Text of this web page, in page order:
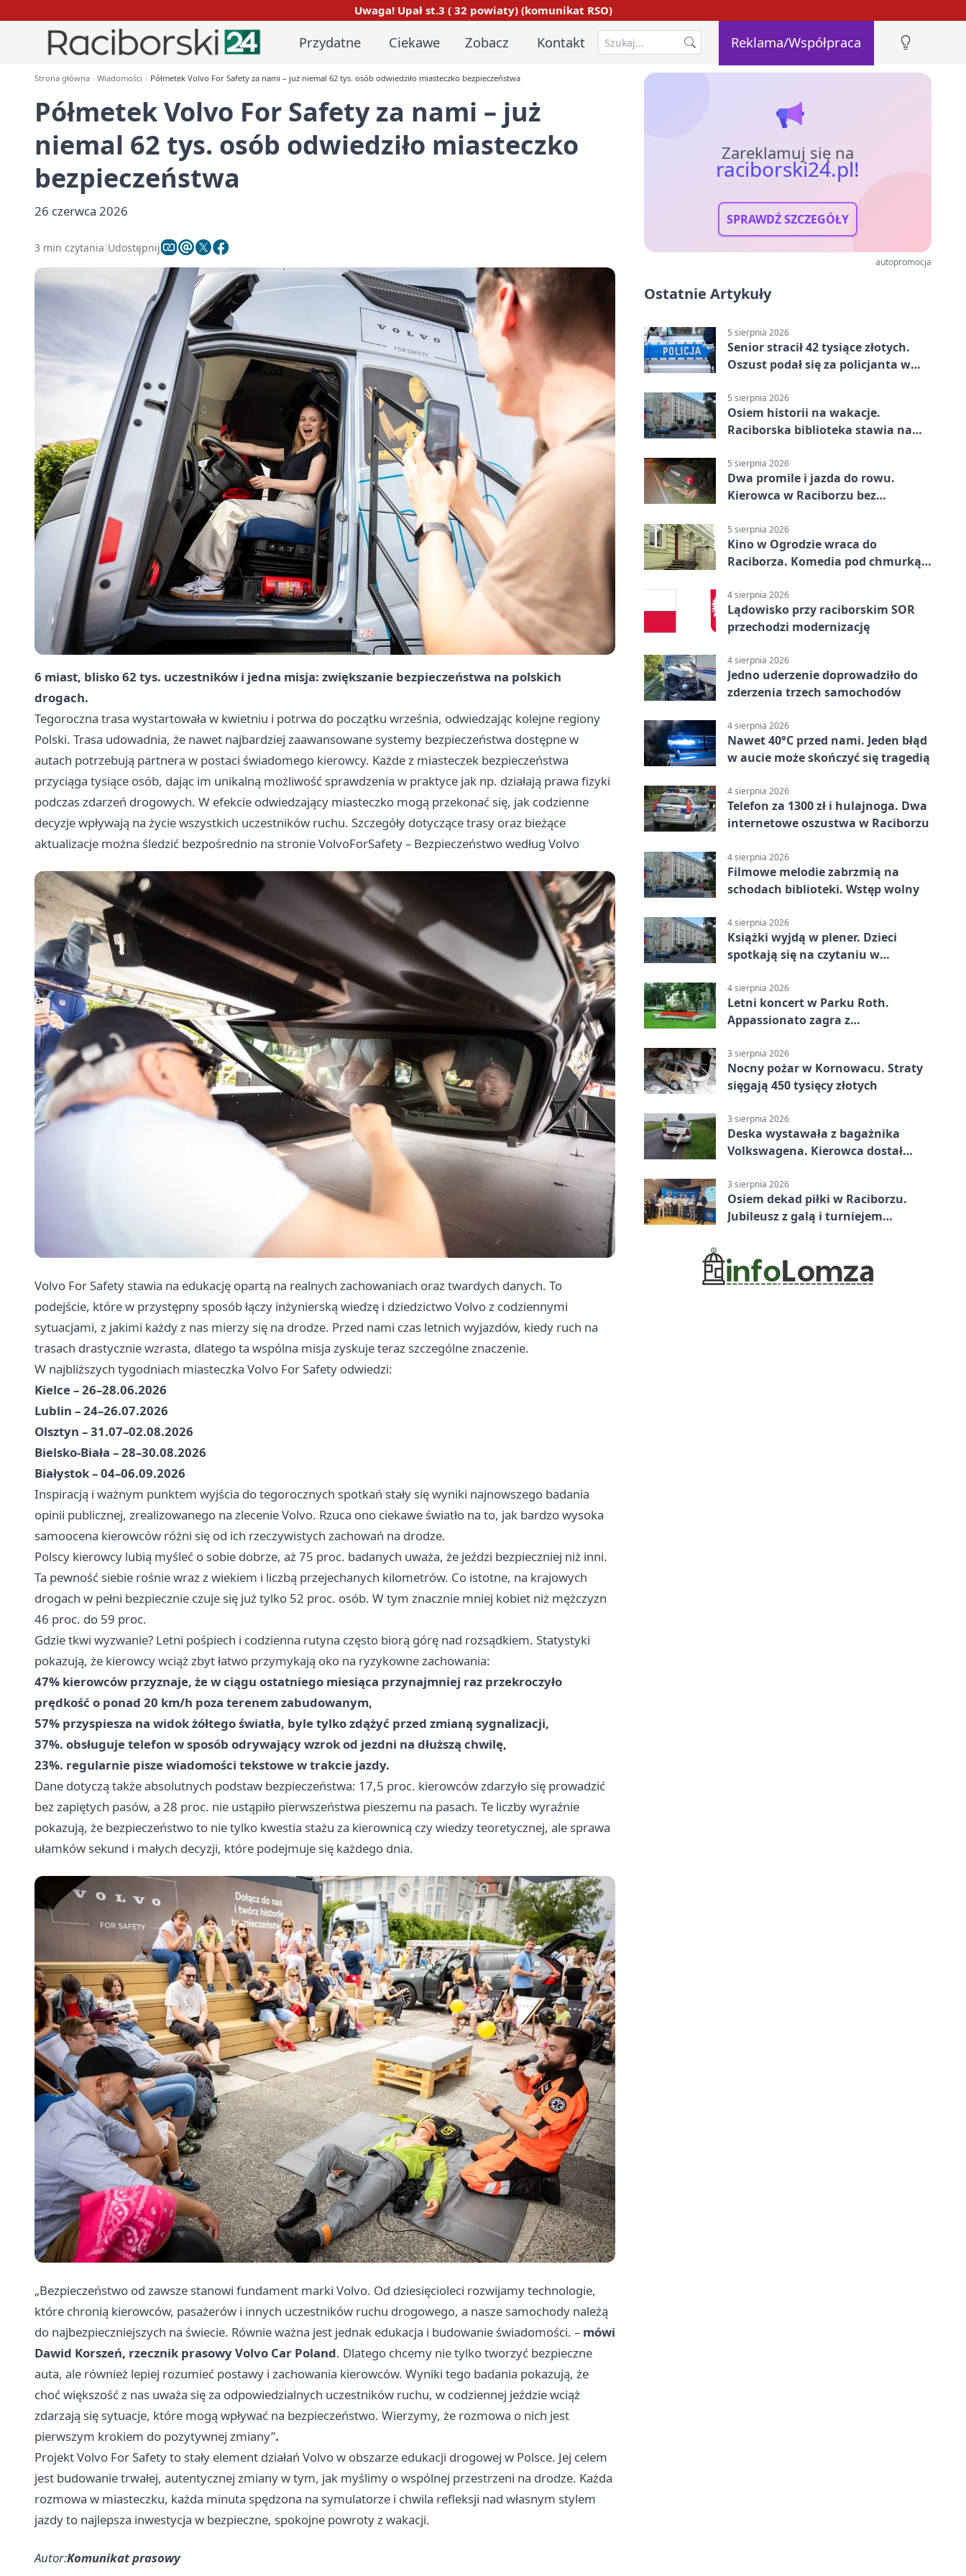
Uwaga! Upał st.3 ( 32 powiaty) (komunikat RSO)
Przydatne Ciekawe Zobacz Kontakt Reklama/Współpraca
Strona główna Wiadomości Półmetek Volvo For Safety za nami – już niemal 62 tys. osób odwiedziło miasteczko bezpieczeństwa
Półmetek Volvo For Safety za nami – już
niemal 62 tys. osób odwiedziło miasteczko
bezpieczeństwa
26 czerwca 2026
3 min czytania Udostępnij
6 miast, blisko 62 tys. uczestników i jedna misja: zwiększanie bezpieczeństwa na polskich
drogach.
Tegoroczna trasa wystartowała w kwietniu i potrwa do początku września, odwiedzając kolejne regiony
Polski. Trasa udowadnia, że nawet najbardziej zaawansowane systemy bezpieczeństwa dostępne w
autach potrzebują partnera w postaci świadomego kierowcy. Każde z miasteczek bezpieczeństwa
przyciąga tysiące osób, dając im unikalną możliwość sprawdzenia w praktyce jak np. działają prawa fizyki
podczas zdarzeń drogowych. W efekcie odwiedzający miasteczko mogą przekonać się, jak codzienne
decyzje wpływają na życie wszystkich uczestników ruchu. Szczegóły dotyczące trasy oraz bieżące
aktualizacje można śledzić bezpośrednio na stronieVolvoForSafety – Bezpieczeństwo według Volvo
Volvo For Safety stawia na edukację opartą na realnych zachowaniach oraz twardych danych. To
podejście, które w przystępny sposób łączy inżynierską wiedzę i dziedzictwo Volvo z codziennymi
sytuacjami, z jakimi każdy z nas mierzy się na drodze. Przed nami czas letnich wyjazdów, kiedy ruch na
trasach drastycznie wzrasta, dlatego ta wspólna misja zyskuje teraz szczególne znaczenie.
W najbliższych tygodniach miasteczka Volvo For Safety odwiedzi:
Kielce – 26–28.06.2026
Lublin – 24–26.07.2026
Olsztyn – 31.07–02.08.2026
Bielsko-Biała – 28–30.08.2026
Białystok – 04–06.09.2026
Inspiracją i ważnym punktem wyjścia do tegorocznych spotkań stały się wyniki najnowszego badania
opinii publicznej, zrealizowanego na zlecenie Volvo. Rzuca ono ciekawe światło na to, jak bardzo wysoka
samoocena kierowców różni się od ich rzeczywistych zachowań na drodze.
Polscy kierowcy lubią myśleć o sobie dobrze, aż 75 proc. badanych uważa, że jeździ bezpieczniej niż inni.
Ta pewność siebie rośnie wraz z wiekiem i liczbą przejechanych kilometrów. Co istotne, na krajowych
drogach w pełni bezpiecznie czuje się już tylko 52 proc. osób. W tym znacznie mniej kobiet niż mężczyzn
46 proc. do 59 proc.
Gdzie tkwi wyzwanie? Letni pośpiech i codzienna rutyna często biorą górę nad rozsądkiem. Statystyki
pokazują, że kierowcy wciąż zbyt łatwo przymykają oko na ryzykowne zachowania:
47% kierowców przyznaje, że w ciągu ostatniego miesiąca przynajmniej raz przekroczyło
prędkość o ponad 20 km/h poza terenem zabudowanym,
57% przyspiesza na widok żółtego światła, byle tylko zdążyć przed zmianą sygnalizacji,
37%. obsługuje telefon w sposób odrywający wzrok od jezdni na dłuższą chwilę,
23%. regularnie pisze wiadomości tekstowe w trakcie jazdy.
Dane dotyczą także absolutnych podstaw bezpieczeństwa: 17,5 proc. kierowców zdarzyło się prowadzić
bez zapiętych pasów, a 28 proc. nie ustąpiło pierwszeństwa pieszemu na pasach. Te liczby wyraźnie
pokazują, że bezpieczeństwo to nie tylko kwestia stażu za kierownicą czy wiedzy teoretycznej, ale sprawa
ułamków sekund i małych decyzji, które podejmuje się każdego dnia.
„Bezpieczeństwo od zawsze stanowi fundament marki Volvo. Od dziesięcioleci rozwijamy technologie,
które chronią kierowców, pasażerów i innych uczestników ruchu drogowego, a nasze samochody należą
do najbezpieczniejszych na świecie. Równie ważna jest jednak edukacja i budowanie świadomości. – mówi
Dawid Korszeń, rzecznik prasowy Volvo Car Poland. Dlatego chcemy nie tylko tworzyć bezpieczne
auta, ale również lepiej rozumieć postawy i zachowania kierowców. Wyniki tego badania pokazują, że
choć większość z nas uważa się za odpowiedzialnych uczestników ruchu, w codziennej jeździe wciąż
zdarzają się sytuacje, które mogą wpływać na bezpieczeństwo. Wierzymy, że rozmowa o nich jest
pierwszym krokiem do pozytywnej zmiany”.
Projekt Volvo For Safety to stały element działań Volvo w obszarze edukacji drogowej w Polsce. Jej celem
jest budowanie trwałej, autentycznej zmiany w tym, jak myślimy o wspólnej przestrzeni na drodze. Każda
rozmowa w miasteczku, każda minuta spędzona na symulatorze i chwila refleksji nad własnym stylem
jazdy to najlepsza inwestycja w bezpieczne, spokojne powroty z wakacji.
Autor:Komunikat prasowy
Zareklamuj się na
raciborski24.pl!
SPRAWDŹ SZCZEGÓŁY
autopromocja
Ostatnie Artykuły
5 sierpnia 2026
Senior stracił 42 tysiące złotych.
Oszust podał się za policjanta w
5 sierpnia 2026
Osiem historii na wakacje.
Raciborska biblioteka stawia na
5 sierpnia 2026
Dwa promile i jazda do rowu.
Kierowca w Raciborzu bez
5 sierpnia 2026
Kino w Ogrodzie wraca do
Raciborza. Komedia pod chmurką
4 sierpnia 2026
Lądowisko przy raciborskim SOR
przechodzi modernizację
4 sierpnia 2026
Jedno uderzenie doprowadziło do
zderzenia trzech samochodów
4 sierpnia 2026
Nawet 40°C przed nami. Jeden błąd
w aucie może skończyć się tragedią
4 sierpnia 2026
Telefon za 1300 zł i hulajnoga. Dwa
internetowe oszustwa w Raciborzu
4 sierpnia 2026
Filmowe melodie zabrzmią na
schodach biblioteki. Wstęp wolny
4 sierpnia 2026
Książki wyjdą w plener. Dzieci
spotkają się na czytaniu w
4 sierpnia 2026
Letni koncert w Parku Roth.
Appassionato zagra z
3 sierpnia 2026
Nocny pożar w Kornowacu. Straty
sięgają 450 tysięcy złotych
3 sierpnia 2026
Deska wystawała z bagażnika
Volkswagena. Kierowca dostał
3 sierpnia 2026
Osiem dekad piłki w Raciborzu.
Jubileusz z galą i turniejem